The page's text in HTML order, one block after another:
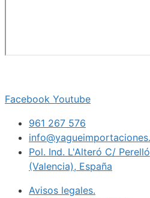
Facebook Youtube
961 267 576
Pol. Ind. L'Alteró C/
(Valencia), España
Avisos legales.